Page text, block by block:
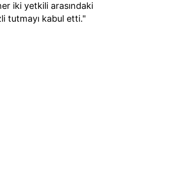
iki yetkili arasındaki
tutmayı kabul etti."